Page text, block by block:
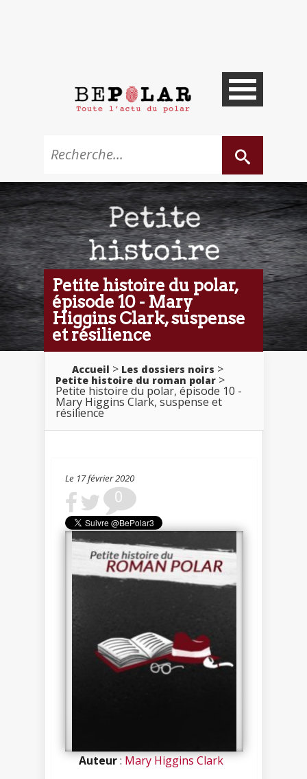
Petite histoire du polar,
épisode 10 - Mary
Higgins Clark, suspense
et résilience
Accueil > Les dossiers noirs >
Petite histoire du roman polar >
Petite histoire du polar, épisode 10 -
Mary Higgins Clark, suspense et
résilience
Le 17 février 2020
0
Auteur:Mary Higgins Clark